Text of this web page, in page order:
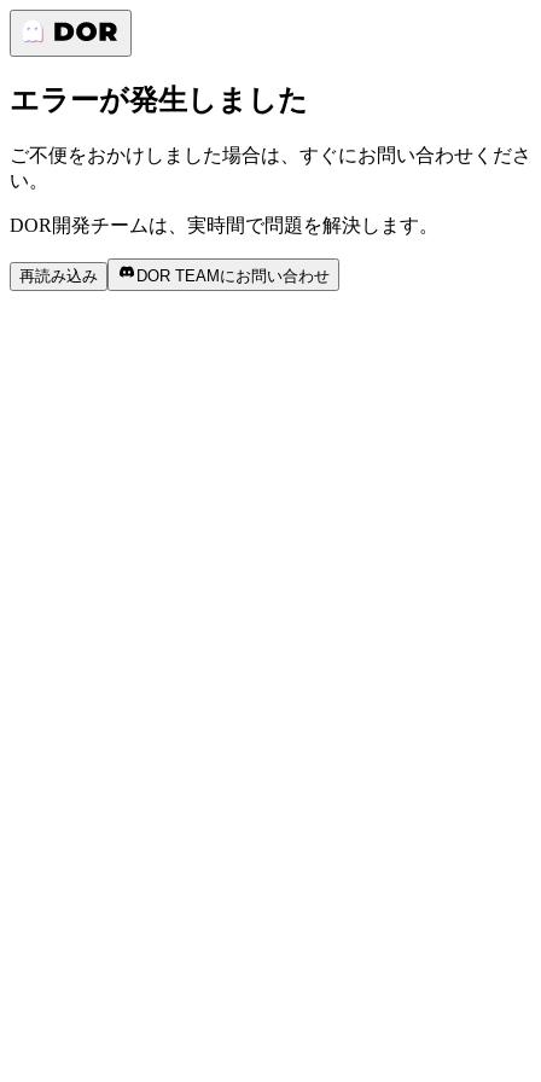
エラーが発生しました
ご不便をおかけしました場合は、すぐにお問い合わせくださ
い。
DOR開発チームは、実時間で問題を解決します。
再読み込み DOR TEAMにお問い合わせ